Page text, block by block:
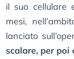
il suo cellulare
mesi,
lanciato
scalare, per poi